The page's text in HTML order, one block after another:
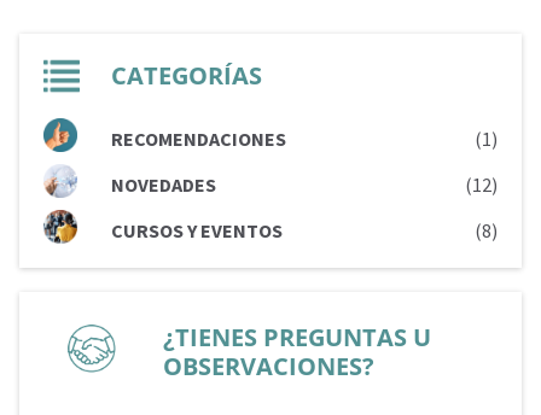
CATEGORÍAS
RECOMENDACIONES
(1)
NOVEDADES
(12)
CURSOS Y EVENTOS
(8)
¿TIENES PREGUNTAS U
OBSERVACIONES?